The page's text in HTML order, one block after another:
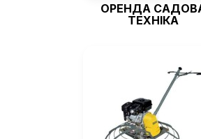
ОРЕНДА
ТЕХНІКА